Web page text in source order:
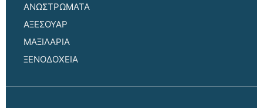
ΑΝΩΣΤΡΩΜΑΤΑ
ΑΞΕΣΟΥΑΡ
ΜΑΞΙΛΑΡΙΑ
ΞΕΝΟΔΟΧΕΙΑ